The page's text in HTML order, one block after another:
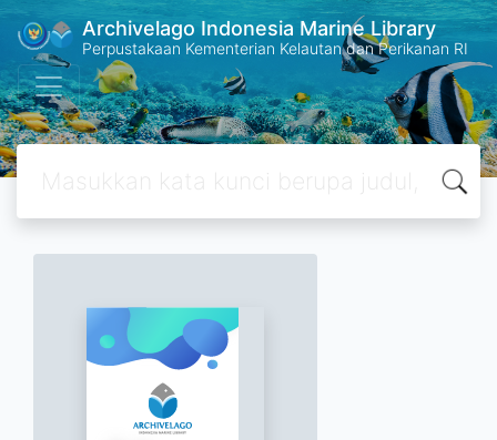
Archivelago Indonesia Marine Library
Perpustakaan Kementerian Kelautan dan Perikanan RI